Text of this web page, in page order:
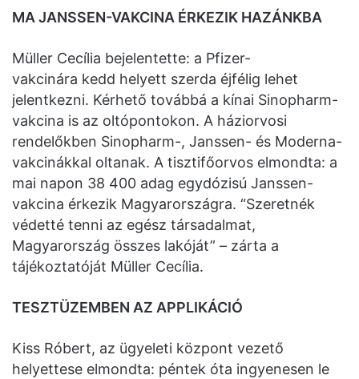
MA JANSSEN-VAKCINA ÉRKEZIK HAZÁNKBA
Müller Cecília bejelentette: a Pfizer-
vakcinára kedd helyett szerda éjfélig lehet
jelentkezni. Kérhető továbbá a kínai Sinopharm-
vakcina is az oltópontokon. A háziorvosi
rendelőkben Sinopharm-, Janssen- és Moderna-
vakcinákkal oltanak. A tisztifőorvos elmondta: a
mai napon 38 400 adag egydózisú Janssen-
vakcina érkezik Magyarországra. “Szeretnék
védetté tenni az egész társadalmat,
Magyarország összes lakóját” – zárta a
tájékoztatóját Müller Cecília.
TESZTÜZEMBEN AZ APPLIKÁCIÓ
Kiss Róbert, az ügyeleti központ vezető
helyettese elmondta: péntek óta ingyenesen le